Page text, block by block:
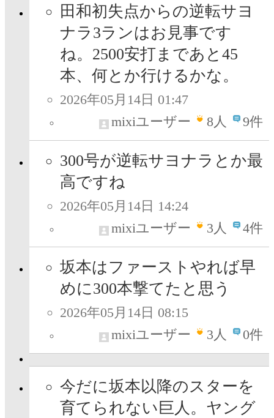
田和初失点からの逆転サヨ
ナラ3ランはお見事です
ね。2500安打まであと45
本、何とか行けるかな。
2026年05月14日 01:47
mixiユーザー
8人 9件
300号が逆転サヨナラとか最
高ですね
2026年05月14日 14:24
mixiユーザー
3人 4件
坂本はファーストやれば早
めに300本撃てたと思う
2026年05月14日 08:15
mixiユーザー
3人 0件
今だに坂本以降のスターを
育てられない巨人。ヤング